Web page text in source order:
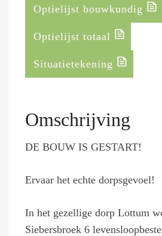
Optielijst bouwkundig
Optielijst totaal
Situatietekening
Omschrijving
DE BOUW IS GESTART!
Ervaar het echte dorpsgevoel!
In het gezellige dorp Lottum
Siebersbroek 6